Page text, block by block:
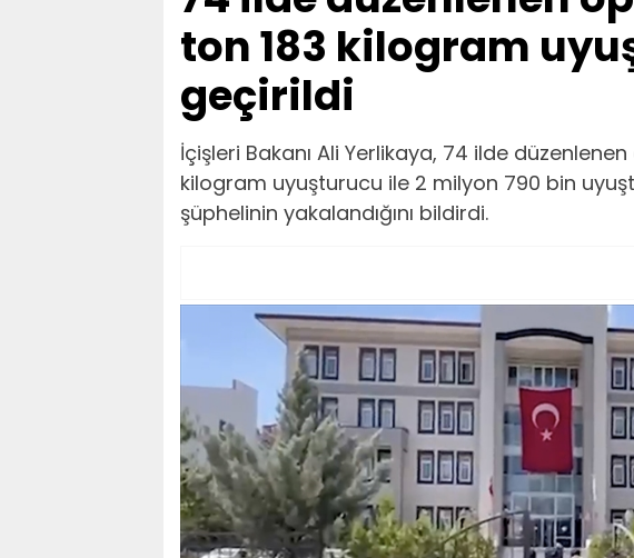
ton 183 kilogram
geçirildi
İçişleri Bakanı Ali Yerlikaya, 74 ilde
kilogram uyuşturucu ile 2 milyon 790 bin
şüphelinin yakalandığını bildirdi.